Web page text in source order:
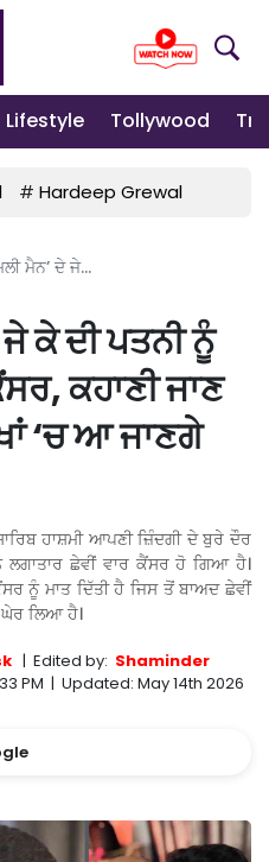
Lifestyle Tollywood
# Hardeep Grewal
ਮੈਨ’ ਦੇ ਜੇ...
ਜੇ ਕੇ ਦੀ ਪਤਨੀ ਨੂੰ
ਕਹਾਣੀ ਜਾਣ
‘ਚ ਆ ਜਾਣਗੇ
ਹਾਸ਼ਮੀ ਆਪਣੀ ਜ਼ਿੰਦਗੀ ਦੇ ਬੁਰੇ ਦੌਰ
ਛੇਵੀਂ ਵਾਰ ਕੈਂਸਰ ਹੋ ਗਿਆ ਹੈ।
ਨੂੰ ਮਾਤ ਦਿੱਤੀ ਹੈ ਜਿਸ ਤੋਂ ਬਾਅਦ ਛੇਵੀਂ
ਲਿਆ ਹੈ।
| Edited by: Shaminder
PM | Updated: May 14th 2026